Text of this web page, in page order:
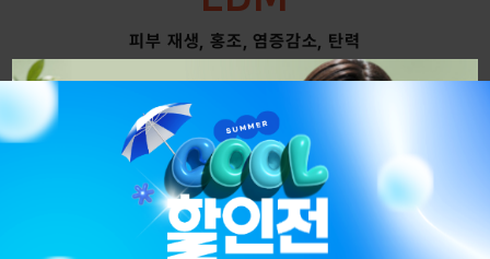
피부 재생, 홍조, 염증감소, 탄력